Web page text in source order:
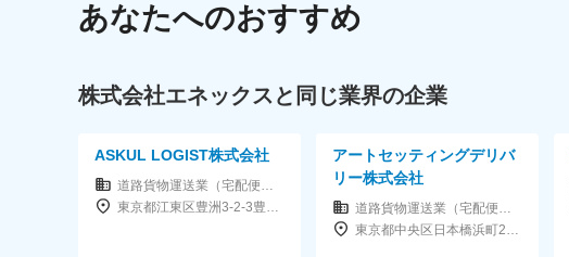
あなたへのおすすめ
株式会社エネックスと同じ業界の企業
ASKUL LOGIST株式会社
道路貨物運送業（宅配便・トラック運送など）
東京都江東区豊洲3-2-3豊洲キュービックガーデン12F
アートセッティングデリバ
リー株式会社
道路貨物運送業（宅配便・トラック運送など）
東京都中央区日本橋浜町2-61-9 TIE浜町ビル2階